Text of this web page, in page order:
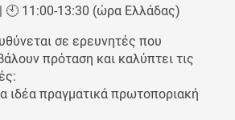
| 🕙 11:00-13:30 (ώρα Ελλάδας)
σε ερευνητές που
πρόταση και καλύπτει τις
ιδέα πραγματικά πρωτοποριακή